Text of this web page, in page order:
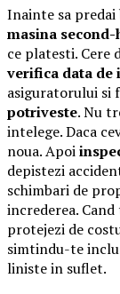
Inainte sa
masina second-
ce platesti. Cere
verifica data de
asiguratorului si
potriveste. Nu
intelege. Daca
noua. Apoi
depistezi
schimbari de
increderea.
protejezi de
simtindu-te
liniste in suflet.